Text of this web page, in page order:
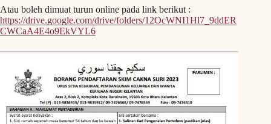
Atau boleh dimuat turun online pada link berikut :
https://drive.google.com/drive/folders/12OcWNI1Hl7_9ddER
CWCaA4E4o9EkVYL6